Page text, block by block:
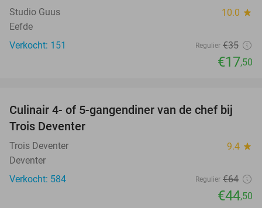
Studio Guus 10.0 star
Eefde
Verkocht: 151
Regulier €35
€17,50
30%
Culinair 4- of 5-gangendiner van de chef bij
Trois Deventer
Trois Deventer 9.4 star
Deventer
Verkocht: 584
Regulier €64
€44,50